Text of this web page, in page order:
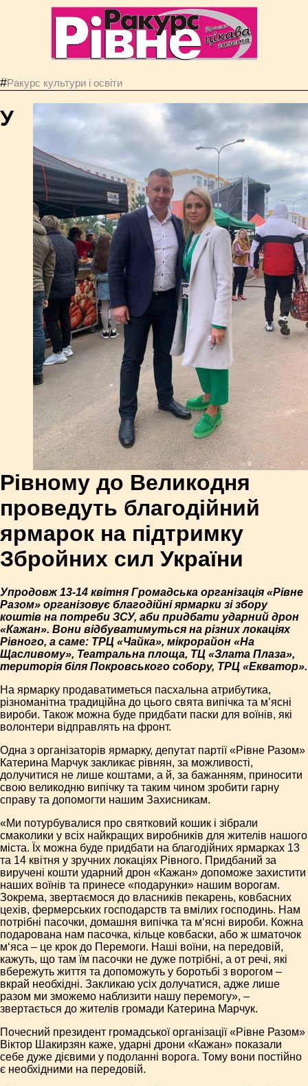
#Ракурс культури і освіти
У
Рівному до Великодня
проведуть благодійний
ярмарок на підтримку
Збройних сил України
Упродовж 13-14 квітня Громадська організація «Рівне
Разом» організовує благодійні ярмарки зі збору
коштів на потреби ЗСУ, аби придбати ударний дрон
«Кажан». Вони відбуватимуться на різних локаціях
Рівного, а саме: ТРЦ «Чайка», мікрорайон «На
Щасливому», Театральна площа, ТЦ «Злата Плаза»,
територія біля Покровського собору, ТРЦ «Екватор».
На ярмарку продаватиметься пасхальна атрибутика,
різноманітна традиційна до цього свята випічка та м’ясні
вироби. Також можна буде придбати паски для воїнів, які
волонтери відправлять на фронт.
Одна з організаторів ярмарку, депутат партії «Рівне Разом»
Катерина Марчук закликає рівнян, за можливості,
долучитися не лише коштами, а й, за бажанням, приносити
свою великодню випічку та таким чином зробити гарну
справу та допомогти нашим Захисникам.
«Ми потурбувалися про святковий кошик і зібрали
смаколики у всіх найкращих виробників для жителів нашого
міста. Їх можна буде придбати на благодійних ярмарках 13
та 14 квітня у зручних локаціях Рівного. Придбаний за
виручені кошти ударний дрон «Кажан» допоможе захистити
наших воїнів та принесе «подарунки» нашим ворогам.
Зокрема, звертаємося до власників пекарень, ковбасних
цехів, фермерських господарств та вмілих господинь. Нам
потрібні пасочки, домашня випічка та м‘ясні вироби. Кожна
подарована нам пасочка, кільце ковбаски, або ж шматочок
м‘яса – це крок до Перемоги. Наші воїни, на передовій,
кажуть, що там їм пасочки не дуже потрібні, а от речі, які
вбережуть життя та допоможуть у боротьбі з ворогом –
вкрай необхідні. Закликаю усіх долучатися, адже лише
разом ми зможемо наблизити нашу перемогу», –
звертається до жителів громади Катерина Марчук.
Почесний президент громадської організації «Рівне Разом»
Віктор Шакирзян каже, ударні дрони «Кажан» показали
себе дуже дієвими у подоланні ворога. Тому вони постійно
є необхідними на передовій.